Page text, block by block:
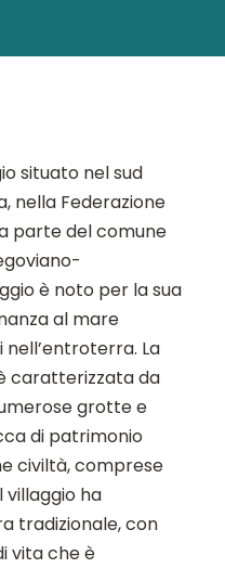
situato nel sud
nella Federazione
parte del comune
è noto per la sua
al mare
La
caratterizzata da
grotte e
di patrimonio
civiltà, comprese
villaggio ha
tradizionale, con
vita che è